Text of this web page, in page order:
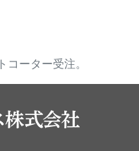
コーター受注。